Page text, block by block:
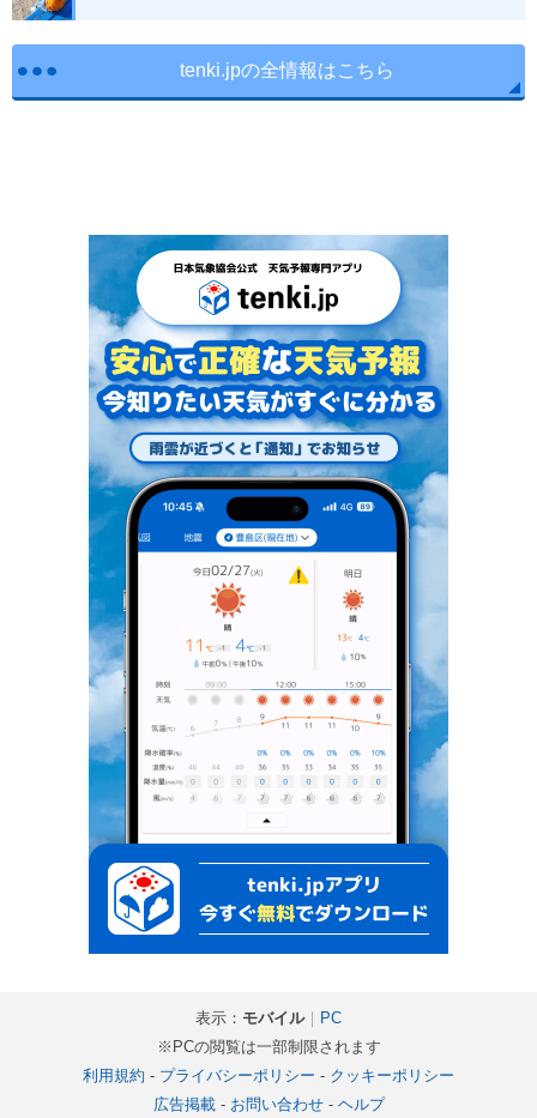
tenki.jpの全情報はこちら
表示： モバイル｜ PC
※PCの閲覧は一部制限されます
利用規約 - プライバシーポリシー - クッキーポリシー
広告掲載- お問い合わせ- ヘルプ